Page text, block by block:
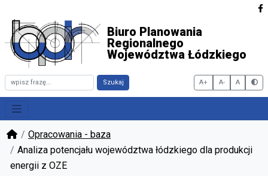
Biuro Planowania
Regionalnego
Województwa Łódzkiego
Szukaj A+ A-
A
Opracowania - baza
Analiza potencjału województwa łódzkiego dla produkcji
energii z OZE